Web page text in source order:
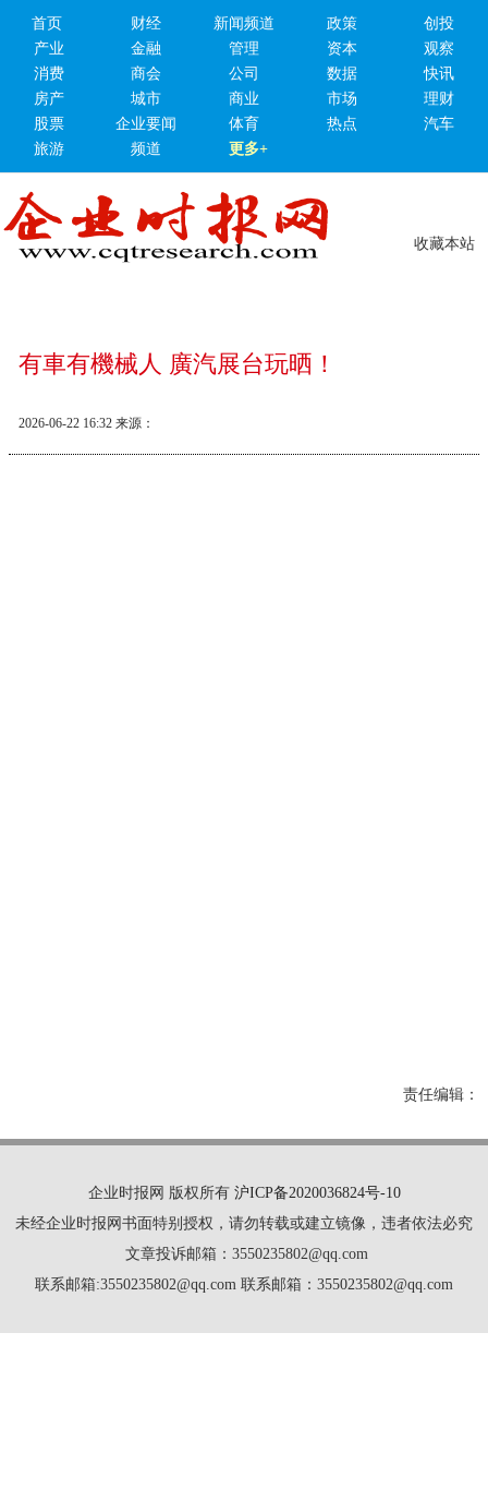
首页 财经 新闻频道 政策
创投
产业
金融 管理 资本
观察
消费
商会 公司 数据
快讯
房产
城市 商业 市场
理财
股票
企业要闻 体育 热点
汽车
旅游
频道 更多+
收藏本站
有車有機械人 廣汽展台玩晒！
2026-06-22 16:32 来源：
责任编辑：
企业时报网 版权所有 沪ICP备2020036824号-10
未经企业时报网书面特别授权，请勿转载或建立镜像，违者依法必究
文章投诉邮箱：3550235802@qq.com
联系邮箱:3550235802@qq.com 联系邮箱：3550235802@qq.com